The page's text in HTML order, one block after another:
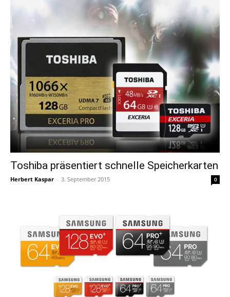
Toshiba präsentiert schnelle Speicherkarten
Herbert Kaspar - 3. September 2015 0